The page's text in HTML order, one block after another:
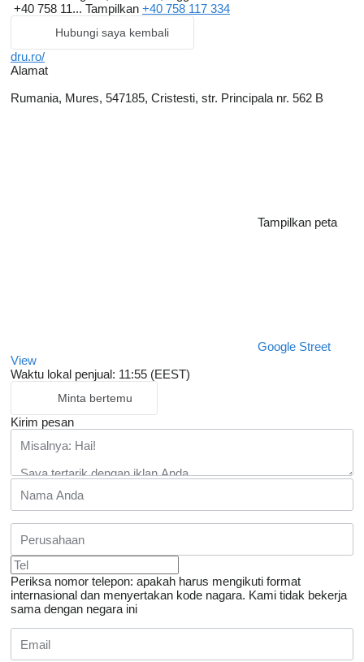
+40 758 11... Tampilkan +40 758 117 334
Hubungi saya kembali
dru.ro/
Alamat
Rumania, Mures, 547185, Cristesti, str. Principala nr. 562 B
Tampilkan peta
Google Street
View
Waktu lokal penjual: 11:55 (EEST)
Minta bertemu
Kirim pesan
Periksa nomor telepon: apakah harus mengikuti format
internasional dan menyertakan kode nagara. Kami tidak bekerja
sama dengan negara ini